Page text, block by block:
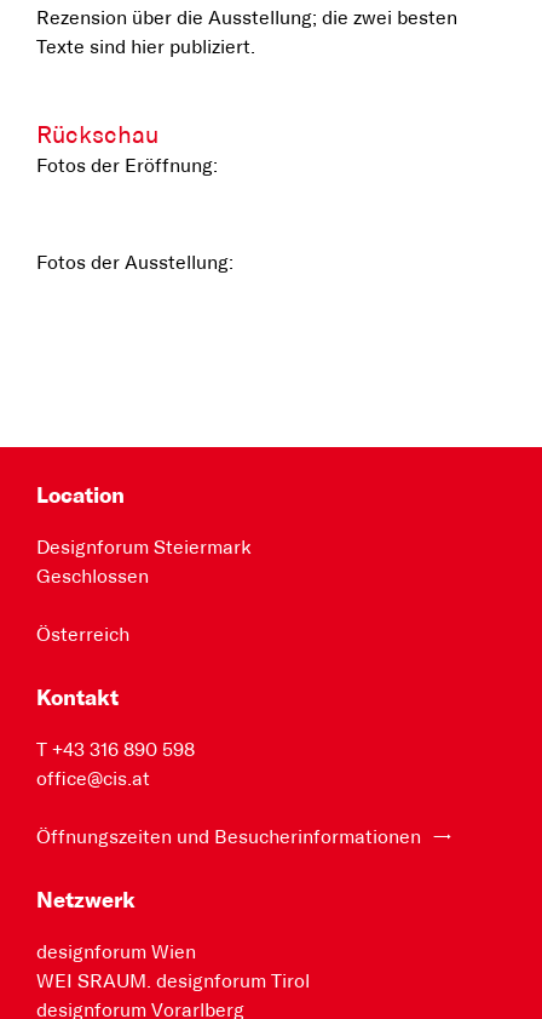
Rezension über die Ausstellung; die zwei besten
Texte sind hier publiziert.
Rückschau
Fotos der Eröffnung:
Fotos der Ausstellung:
Location
Designforum Steiermark
Geschlossen
Österreich
Kontakt
T +43 316 890 598
office@cis.at
Öffnungszeiten und Besucherinformationen
Netzwerk
designforum Wien
WEI SRAUM. designforum Tirol
designforum Vorarlberg